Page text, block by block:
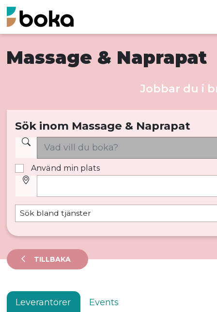
Massage & Naprapat
Jobbar du i
Sök inom Massage & Naprapat
Använd min plats
TILLBAKA
Leverantörer Events